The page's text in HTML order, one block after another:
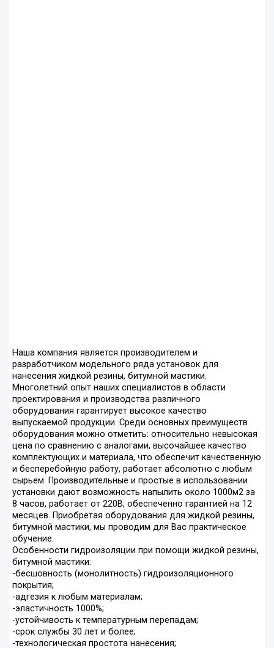
Наша компания является производителем и
разработчиком модельного ряда установок для
нанесения жидкой резины, битумной мастики.
Многолетний опыт наших специалистов в области
проектирования и производства различного
оборудования гарантирует высокое качество
выпускаемой продукции. Среди основных преимуществ
оборудования можно отметить: относительно невысокая
цена по сравнению с аналогами, высочайшее качество
комплектующих и материала, что обеспечит качественную
и бесперебойную работу, работает абсолютно с любым
сырьем. Производительные и простые в использовании
установки дают возможность напылить около 1000м2 за
8 часов, работает от 220В, обеспеченно гарантией на 12
месяцев. Приобретая оборудования для жидкой резины,
битумной мастики, мы проводим для Вас практическое
обучение.
Особенности гидроизоляции при помощи жидкой резины,
битумной мастики:
-бесшовность (монолитность) гидроизоляционного
покрытия;
-адгезия к любым материалам;
-эластичность 1000%;
-устойчивость к температурным перепадам;
-срок службы 30 лет и более;
-технологическая простота нанесения;